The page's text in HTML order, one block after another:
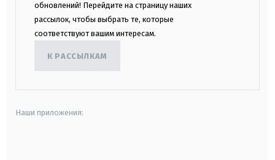
обновлений! Перейдите на страницу наших
рассылок, чтобы выбрать те, которые
соответствуют вашим интересам.
К РАССЫЛКАМ
Наши приложения: